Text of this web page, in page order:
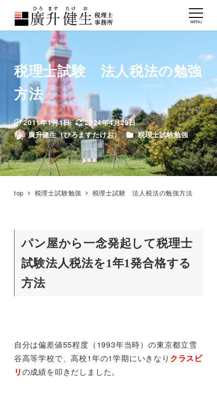
MENU
税理士試験 法人税法の勉強
方法
投稿日
2011年1月1日
更新日
2024年4月29日
著
者
廣升健生（ひろますたけお） カテゴリー
税理士試験勉強
top 税理士試験勉強 税理士試験 法人税法の勉強方法
パン屋から一念発起して税理士
試験法人税法を1年1発合格する
方法
自分は偏差値55程度（1993年当時）の東京都立雪
谷高等学校で、高校1年の1学期にいきなり クラスビ
リの成績を叩きだしました。